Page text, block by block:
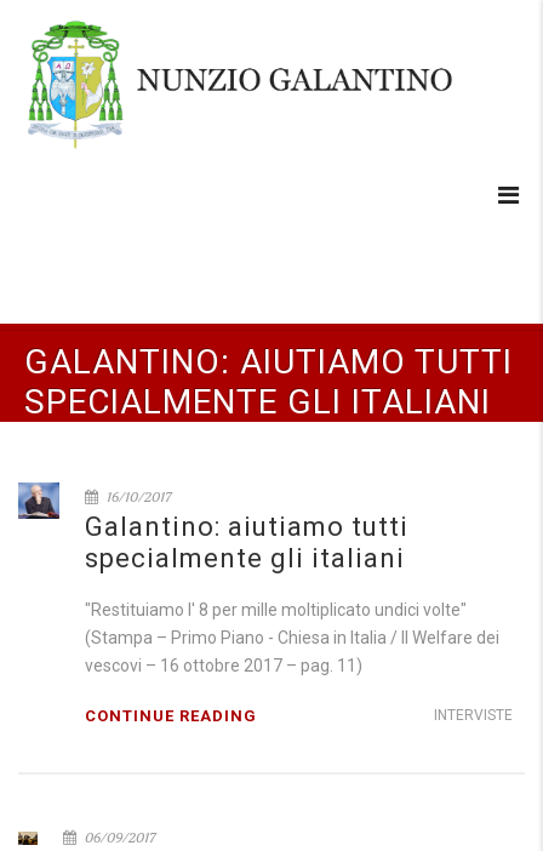
GALANTINO: AIUTIAMO TUTTI
SPECIALMENTE GLI ITALIANI
16/10/2017
Galantino: aiutiamo tutti
specialmente gli italiani
"Restituiamo l' 8 per mille moltiplicato undici volte"
(Stampa – Primo Piano - Chiesa in Italia / Il Welfare dei
vescovi – 16 ottobre 2017 – pag. 11)
INTERVISTE
CONTINUE READING
06/09/2017